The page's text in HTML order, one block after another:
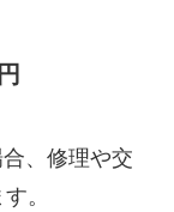
、修理や交
。